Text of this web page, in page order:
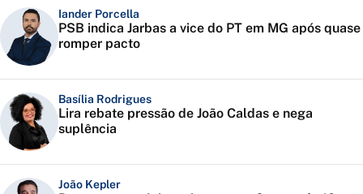
Iander Porcella
PSB indica Jarbas a vice do PT em MG após quase
romper pacto
Basília Rodrigues
Lira rebate pressão de João Caldas e nega
suplência
João Kepler